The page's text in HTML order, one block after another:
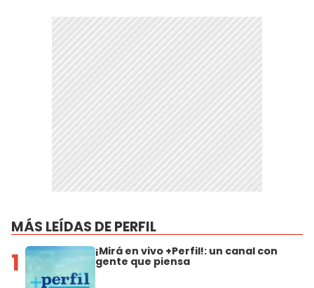
MÁS LEÍDAS DE PERFIL
1 ¡Mirá en vivo +Perfil!: un canal con
gente que piensa